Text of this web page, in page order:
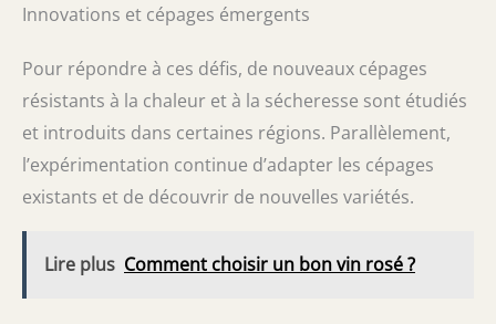
Innovations et cépages émergents
Pour répondre à ces défis, de nouveaux cépages
résistants à la chaleur et à la sécheresse sont étudiés
et introduits dans certaines régions. Parallèlement,
l’expérimentation continue d’adapter les cépages
existants et de découvrir de nouvelles variétés.
Lire plus Comment choisir un bon vin rosé ?